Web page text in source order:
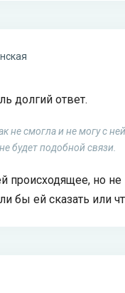
долгий ответ.
не смогла и не могу с
будет подобной связи.
происходящее, но
бы ей сказать или